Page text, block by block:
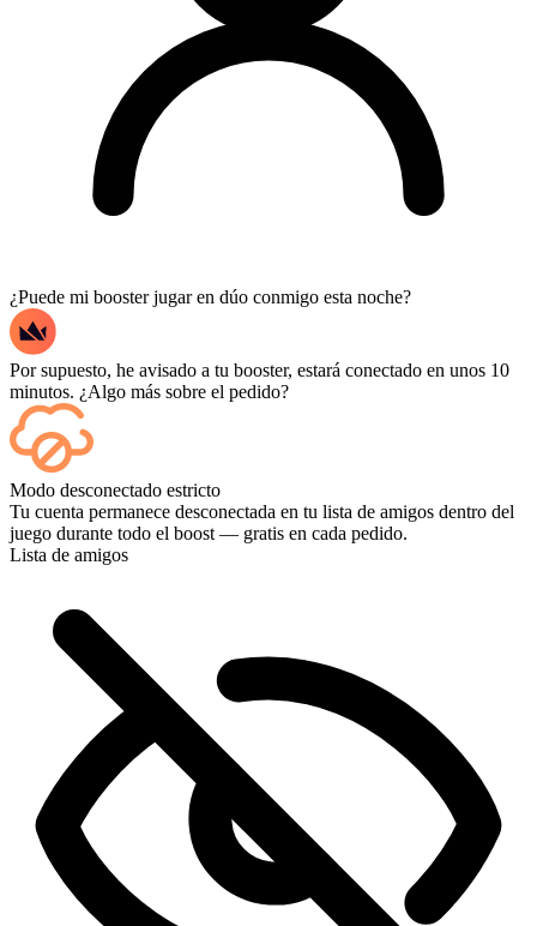
¿Puede mi booster jugar en dúo conmigo esta noche?
Por supuesto, he avisado a tu booster, estará conectado en unos 10
minutos. ¿Algo más sobre el pedido?
Sí, cada partida aparece en tu panel de control a medida que termina,
y si quieres ver las partidas en sí, añade Streaming al finalizar la
compra.
Modo desconectado estricto
Tu cuenta permanece desconectada en tu lista de amigos dentro del
juego durante todo el boost — gratis en cada pedido.
Lista de amigos